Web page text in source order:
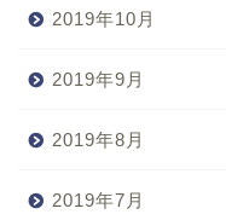
2019年10月
2019年9月
2019年8月
2019年7月